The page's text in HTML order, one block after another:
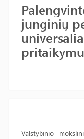
junginių
Valstybinio